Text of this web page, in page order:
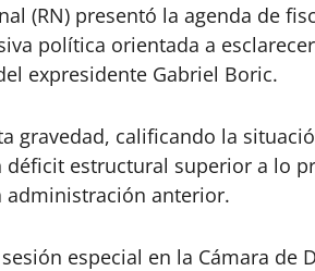
(RN) presentó la agenda de
política orientada a
expresidente Gabriel Boric.
gravedad, calificando la
déficit estructural superior a lo
administración anterior.
especial en la Cámara de